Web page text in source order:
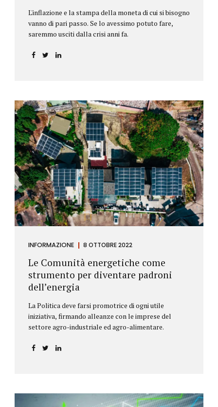
L'inflazione e la stampa della moneta di cui si bisogno
vanno di pari passo. Se lo avessimo potuto fare,
saremmo usciti dalla crisi anni fa.
INFORMAZIONE 8 OTTOBRE 2022
Le Comunità energetiche come
strumento per diventare padroni
dell’energia
La Politica deve farsi promotrice di ogni utile
iniziativa, firmando alleanze con le imprese del
settore agro-industriale ed agro-alimentare.